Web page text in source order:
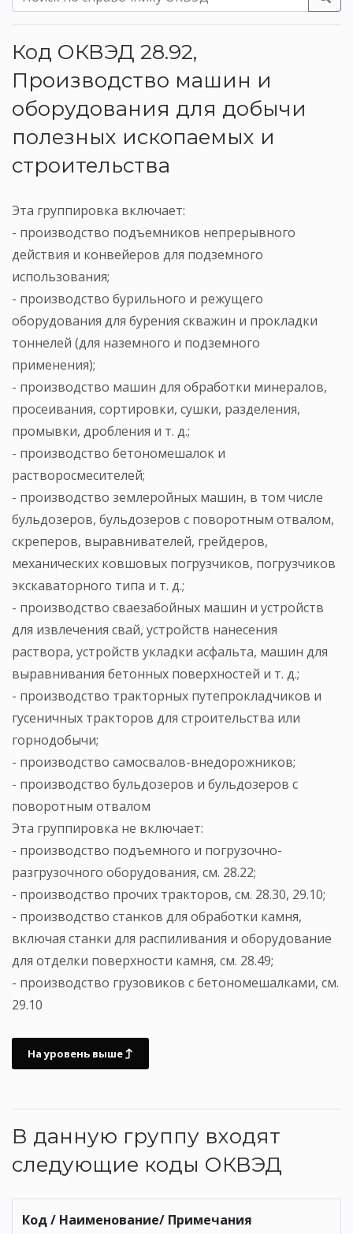
Код ОКВЭД 28.92,
Производство машин и
оборудования для добычи
полезных ископаемых и
строительства
Эта группировка включает:
- производство подъемников непрерывного
действия и конвейеров для подземного
использования;
- производство бурильного и режущего
оборудования для бурения скважин и прокладки
тоннелей (для наземного и подземного
применения);
- производство машин для обработки минералов,
просеивания, сортировки, сушки, разделения,
промывки, дробления и т. д.;
- производство бетономешалок и
растворосмесителей;
- производство землеройных машин, в том числе
бульдозеров, бульдозеров с поворотным отвалом,
скреперов, выравнивателей, грейдеров,
механических ковшовых погрузчиков, погрузчиков
экскаваторного типа и т. д.;
- производство сваезабойных машин и устройств
для извлечения свай, устройств нанесения
раствора, устройств укладки асфальта, машин для
выравнивания бетонных поверхностей и т. д.;
- производство тракторных путепрокладчиков и
гусеничных тракторов для строительства или
горнодобычи;
- производство самосвалов-внедорожников;
- производство бульдозеров и бульдозеров с
поворотным отвалом
Эта группировка не включает:
- производство подъемного и погрузочно-
разгрузочного оборудования, см. 28.22;
- производство прочих тракторов, см. 28.30, 29.10;
- производство станков для обработки камня,
включая станки для распиливания и оборудование
для отделки поверхности камня, см. 28.49;
- производство грузовиков с бетономешалками, см.
29.10
На уровень выше
В данную группу входят
следующие коды ОКВЭД
Код / Наименование/ Примечания